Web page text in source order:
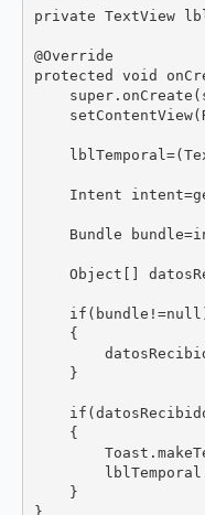
private TextView
@Override
protected void
Intent
Bundle
Object[]
    {
    }
    {
    }
}